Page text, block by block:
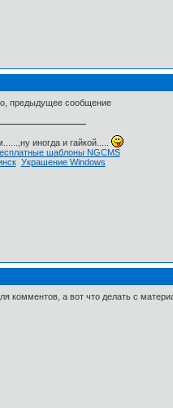
предыдущее сообщение
иногда и гайкой.....
шаблоны NGCMS
Украшение Windows
комментов, а вот что делать с